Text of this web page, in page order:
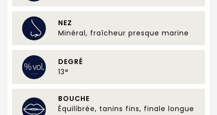
NEZ
Minéral, fraîcheur presque marine
DEGRÉ
13°
BOUCHE
Équilibrée, tanins fins, finale longue